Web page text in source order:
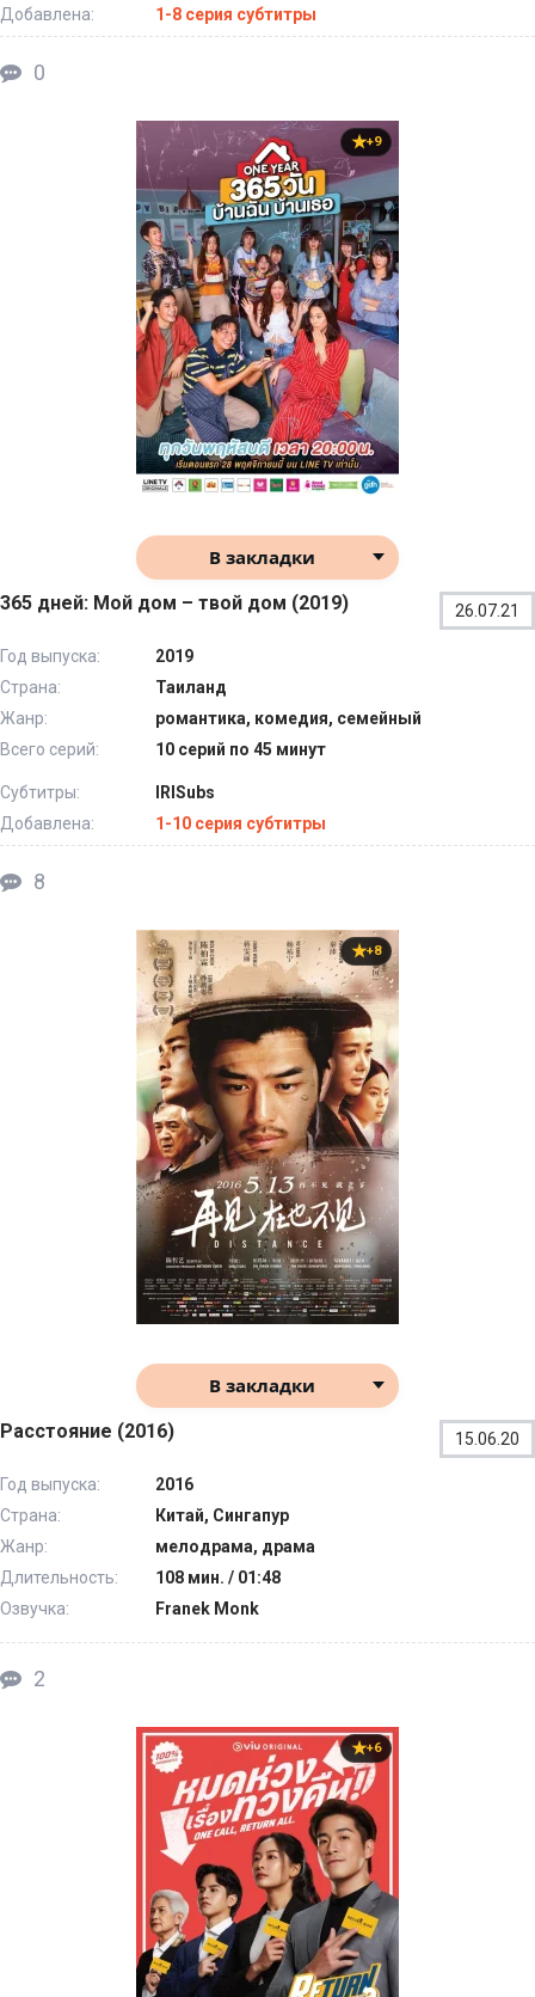
Добавлена:
1-8 серия субтитры
0
+9
В закладки
365 дней: Мой дом – твой дом (2019) 26.07.21
Год выпуска:
2019
Страна:
Таиланд
Жанр:
романтика, комедия, семейный
Всего серий:
10 серий по 45 минут
Субтитры:
IRISubs
Добавлена:
1-10 серия субтитры
8
+8
В закладки
Расстояние (2016) 15.06.20
Год выпуска:
2016
Страна:
Китай, Сингапур
Жанр:
мелодрама, драма
Длительность:
108 мин. / 01:48
Озвучка:
Franek Monk
2
+6